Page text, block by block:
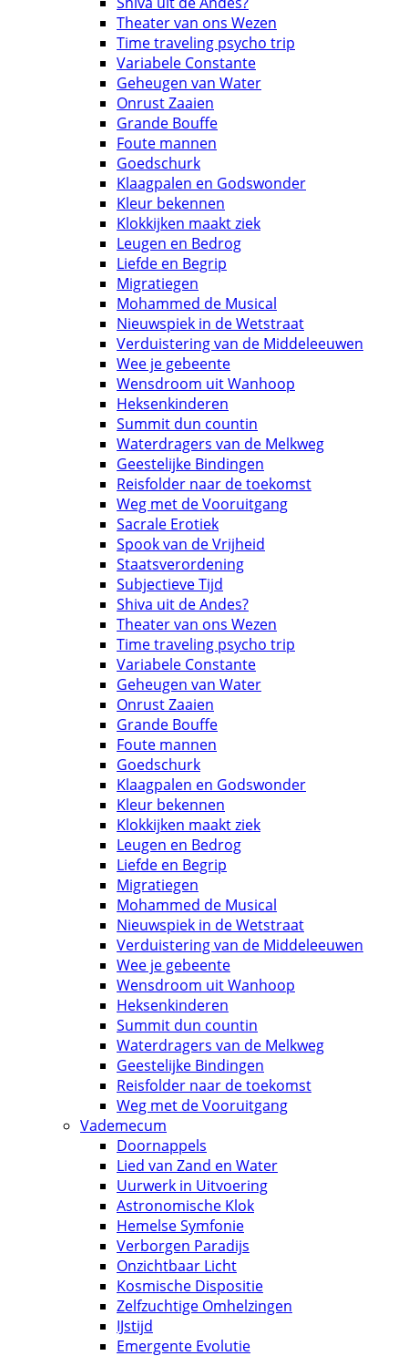
Theater van ons Wezen
Time traveling psycho trip
Variabele Constante
Geheugen van Water
Onrust Zaaien
Grande Bouffe
Foute mannen
Goedschurk
Klaagpalen en Godswonder
Kleur bekennen
Klokkijken maakt ziek
Leugen en Bedrog
Liefde en Begrip
Migratiegen
Mohammed de Musical
Nieuwspiek in de Wetstraat
Verduistering van de Middeleeuwen
Wee je gebeente
Wensdroom uit Wanhoop
Heksenkinderen
Summit dun countin
Waterdragers van de Melkweg
Geestelijke Bindingen
Reisfolder naar de toekomst
Weg met de Vooruitgang
Sacrale Erotiek
Spook van de Vrijheid
Staatsverordening
Subjectieve Tijd
Shiva uit de Andes?
Theater van ons Wezen
Time traveling psycho trip
Variabele Constante
Geheugen van Water
Onrust Zaaien
Grande Bouffe
Foute mannen
Goedschurk
Klaagpalen en Godswonder
Kleur bekennen
Klokkijken maakt ziek
Leugen en Bedrog
Liefde en Begrip
Migratiegen
Mohammed de Musical
Nieuwspiek in de Wetstraat
Verduistering van de Middeleeuwen
Wee je gebeente
Wensdroom uit Wanhoop
Heksenkinderen
Summit dun countin
Waterdragers van de Melkweg
Geestelijke Bindingen
Reisfolder naar de toekomst
Weg met de Vooruitgang
Vademecum
Doornappels
Lied van Zand en Water
Uurwerk in Uitvoering
Astronomische Klok
Hemelse Symfonie
Verborgen Paradijs
Onzichtbaar Licht
Kosmische Dispositie
Zelfzuchtige Omhelzingen
IJstijd
Emergente Evolutie